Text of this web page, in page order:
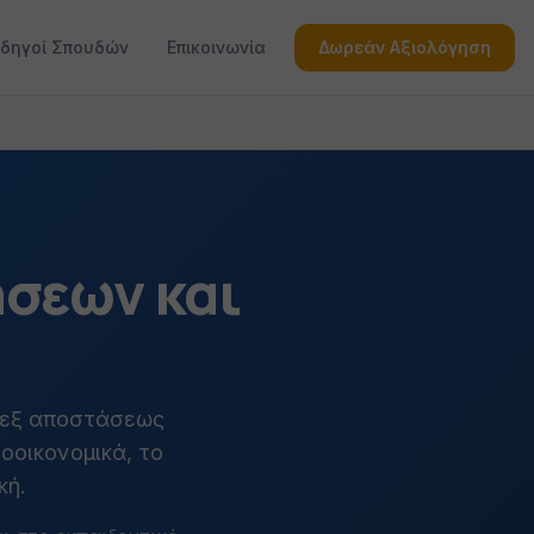
Σπουδών Επικοινωνία Δωρεάν Αξιολόγηση
και
αποστάσεως
το